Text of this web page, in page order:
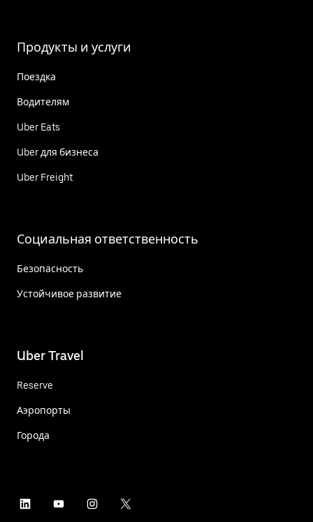
Продукты и услуги
Поездка
Водителям
Uber Eats
Uber для бизнеса
Uber Freight
Социальная ответственность
Безопасность
Устойчивое развитие
Uber Travel
Reserve
Аэропорты
Города